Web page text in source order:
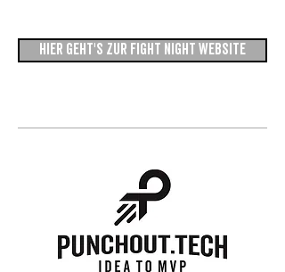
HIER GEHT'S ZUR FIGHT NIGHT WEBSITE